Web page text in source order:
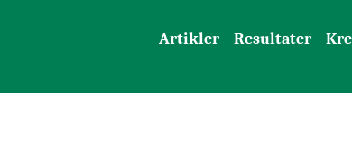
Artikler Resultater